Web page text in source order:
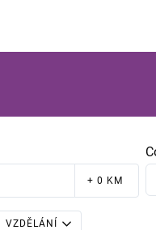
+ 0 KM
VZDĚLÁNÍ